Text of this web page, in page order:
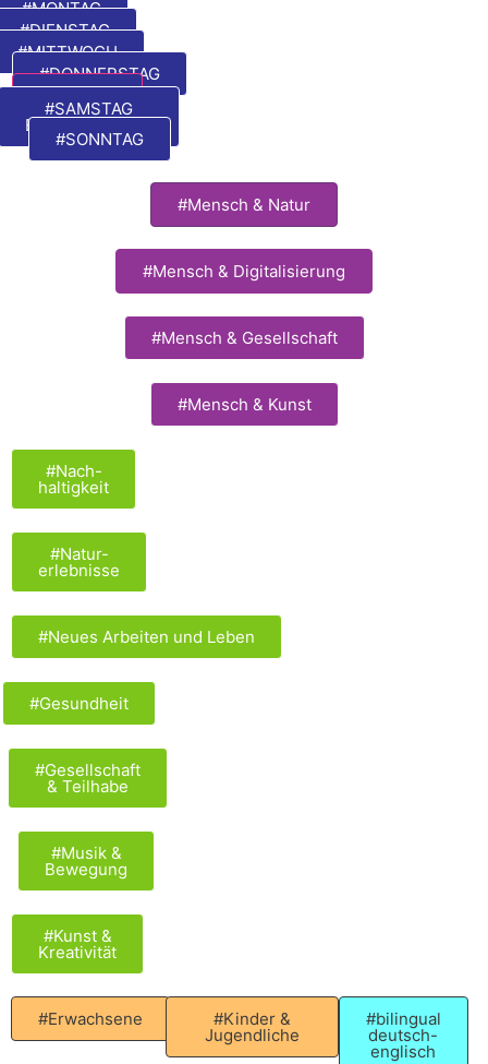
#MONTAG
#DIENSTAG
#MITTWOCH
#DONNERSTAG
#SAMSTAG
EXTRAVAGANZA
#SONNTAG
#Mensch & Natur
#Mensch & Digitalisierung
#Mensch & Gesellschaft
#Mensch & Kunst
#Nach-
haltigkeit
#Natur-
erlebnisse
#Neues Arbeiten und Leben
#Gesundheit
#Gesellschaft
& Teilhabe
#Musik &
Bewegung
#Kunst &
Kreativität
#Erwachsene #Kinder &
Jugendliche
#bilingual
deutsch-
englisch